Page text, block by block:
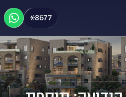
ראשי
אלביט מגורים
8677